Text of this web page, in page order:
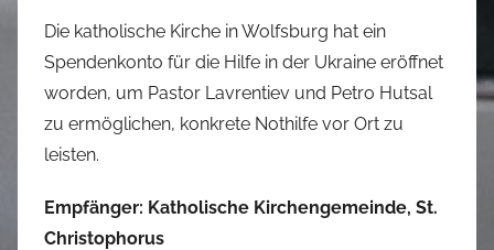
Die katholische Kirche in Wolfsburg hat ein
Spendenkonto für die Hilfe in der Ukraine eröffnet
worden, um Pastor Lavrentiev und Petro Hutsal
zu ermöglichen, konkrete Nothilfe vor Ort zu
leisten.
Empfänger: Katholische Kirchengemeinde, St.
Christophorus